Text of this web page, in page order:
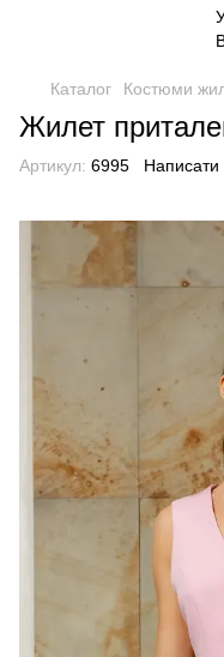
Каталог Костюми
Жилет
Артикул: 6995 Написати